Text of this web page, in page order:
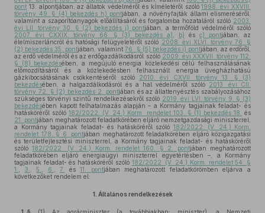
pont 13. alpontjában, az állatok védelméről és kíméletéről szóló1998. évi XXVIII.
törvény 49. § (4) bekezdés h) pontjában, a növényfajták állami elismeréséről,
valamint a szaporítóanyagok előállításáról és forgalomba hozataláról szóló 2003.
évi LII. törvény 30. § (2) bekezdés j) pontjában, a termőföld védelméről szóló
2007. évi CXXIX. törvény 66. § (3) bekezdés a)
b) és c) pontjában, az
élelmiszerláncról és hatósági felügyeletéről szóló 2008. évi XLVI. törvény 76. §
(2) bekezdés 35. pontjában, valamint76. § (5) bekezdés i) pontjában, az erdőről,
az erdő védelméről és az erdőgazdálkodásról szóló 2009. évi XXXVII. törvény 112.
§ (8) bekezdésében, a megújuló energia közlekedési célú felhasználásának
előmozdításáról és a közlekedésben felhasznált energia üvegházhatású
gázkibocsátásának csökkentéséről szóló 2010. évi CXVII. törvény 13. § (3)
bekezdésében, a halgazdálkodásról és a hal védelméről szóló 2013. évi CII.
törvény 72. § (2) bekezdés 2. pontjában és az állattenyésztés szabályozásához
szükséges törvényi szintű rendelkezésekről szóló 2019. évi LVI. törvény 9. § (3)
bekezdésében kapott felhatalmazás alapján – a Kormány tagjainak feladat- és
hatásköréről szóló182/2022. (V. 24.) Korm. rendelet 103. § (1) bekezdés 18.
és
21. pontjában meghatározott feladatkörében eljáró nemzetgazdasági miniszterrel,
a Kormány tagjainak feladat- és hatásköréről szóló 182/2022. (V. 24.) Korm.
rendelet 178. § 6. pontjában meghatározott feladatkörében eljáró közigazgatási
és területfejlesztési miniszterrel, a Kormány tagjainak feladat- és hatásköréről
szóló182/2022. (V. 24.) Korm. rendelet 160. § 2. pontjában meghatározott
feladatkörében eljáró energiaügyi miniszterrel egyetértésben –, a Kormány
tagjainak feladat- és hatásköréről szóló 182/2022. (V. 24.) Korm. rendelet 54. §
1.
3. ,5. 6. ,7. és11. pontjában meghatározott feladatkörömben eljárva a
következőket rendelem el:
1. Általános rendelkezések